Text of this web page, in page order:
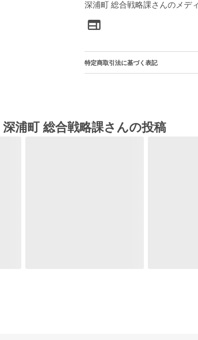
深浦町 総合戦略課さんのメデ
特定商取引法に基づく表記
深浦町 総合戦略課さんの投稿